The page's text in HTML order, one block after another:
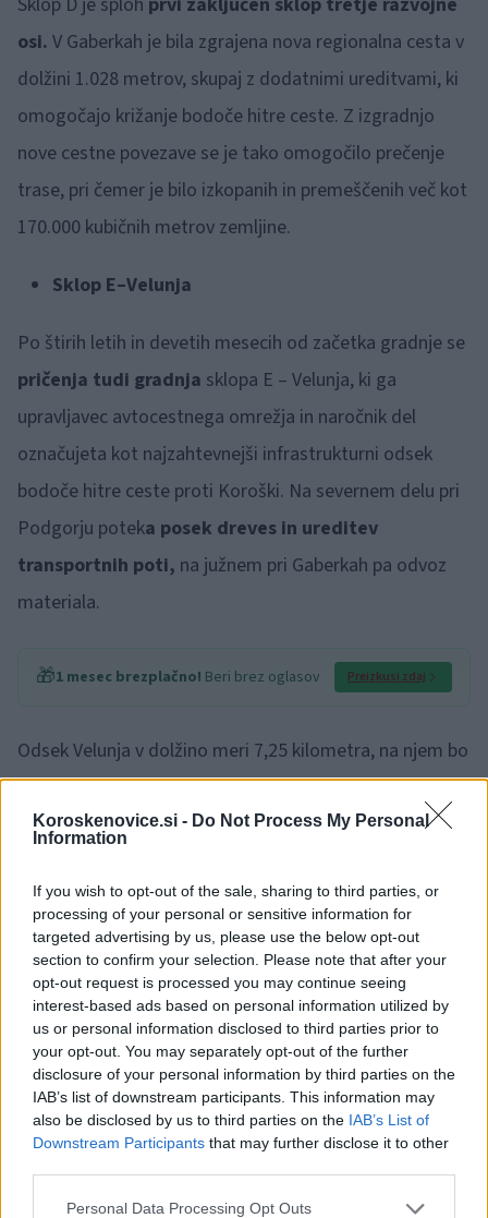
Koroskenovice.si - Do Not Process My Personal
Information
If you wish to opt-out of the sale, sharing to third parties, or
processing of your personal or sensitive information for
targeted advertising by us, please use the below opt-out
section to confirm your selection. Please note that after your
opt-out request is processed you may continue seeing
interest-based ads based on personal information utilized by
us or personal information disclosed to third parties prior to
your opt-out. You may separately opt-out of the further
disclosure of your personal information by third parties on the
IAB’s list of downstream participants. This information may
also be disclosed by us to third parties on the IAB’s List of
Downstream Participants that may further disclose it to other
Please note that this website/app uses one or more Google
Personal Data Processing Opt Outs
osi. V Gaberkah je bila zgrajena nova regionalna cesta v
dolžini 1.028 metrov, skupaj z dodatnimi ureditvami, ki
omogočajo križanje bodoče hitre ceste. Z izgradnjo
nove cestne povezave se je tako omogočilo prečenje
trase, pri čemer je bilo izkopanih in premeščenih več kot
170.000 kubičnih metrov zemljine.
Sklop E–Velunja
Po štirih letih in devetih mesecih od začetka gradnje se
pričenja tudi gradnja sklopa E – Velunja, ki ga
upravljavec avtocestnega omrežja in naročnik del
označujeta kot najzahtevnejši infrastrukturni odsek
bodoče hitre ceste proti Koroški. Na severnem delu pri
Podgorju poteka posek dreves in ureditev
transportnih poti, na južnem pri Gaberkah pa odvoz
materiala.
🎁1 mesec brezplačno! Beri brez oglasov Preizkusi zdaj
Odsek Velunja v dolžino meri 7,25 kilometra, na njem bo
zgrajenih 20 različnih objektov. Mednje sodita tudi dva
dvocevna predora, imenovana Vodriž in Pusta Gora, ter
dolg 300 metrov, in viadukt Ravne 3, katerega stebri
presegajo višino 40 metrov.
Skupna dolžina trase znaša 14,5 kilometra (upoštevajoč
obe smeri), pri čemer kar 56 odstotkov te dolžine
poteka bodisi skozi predore bodisi prek viaduktov.